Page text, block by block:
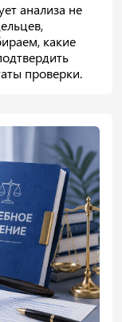
анализа не
какие
проверки.